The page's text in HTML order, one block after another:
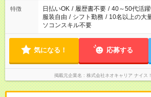
特徴 日払いOK / 履歴書不要 / 40～50代活
服装自由 / シフト勤務 / 10名以上の大
ソコンスキル不要
気になる！ 応募する
掲載元企業名 株式会社ネオキャリア ナイス